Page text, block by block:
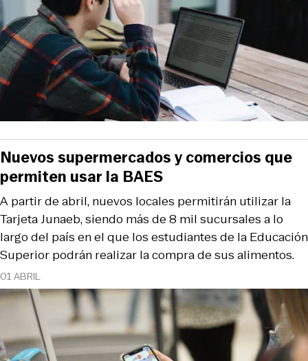
01 ABRIL
A partir de abril, nuevos locales permitirán utilizar la
Tarjeta Junaeb, siendo más de 8 mil sucursales a lo
largo del país en el que los estudiantes de la Educación
Superior podrán realizar la compra de sus alimentos.
Nuevos supermercados y comercios que
permiten usar la BAES